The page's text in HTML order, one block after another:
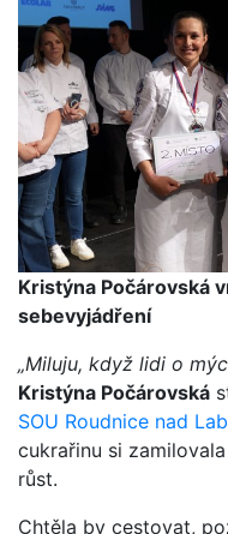
Kristýna Počárovská
sebevyjádření
„Miluju, když lidi o
Kristýna Počárovská
SOU Roudnice nad
cukrařinu si
růst.
Chtěla by cestovat,